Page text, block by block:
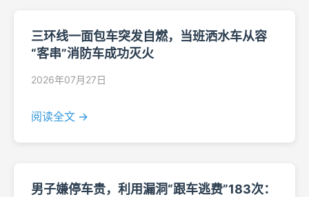
三环线一面包车突发自燃，当班洒水车从容
“客串”消防车成功灭火
2026年07月27日
阅读全文 →
男子嫌停车贵，利用漏洞“跟车逃费”183次：